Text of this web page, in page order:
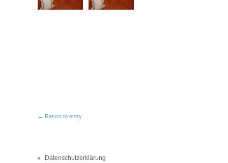
← Return to entry
Datenschutzerklärung